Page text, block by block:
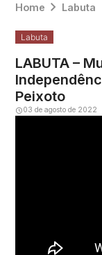
Home Labuta
Labuta
LABUTA –
Peixoto
03 de agosto de 2022